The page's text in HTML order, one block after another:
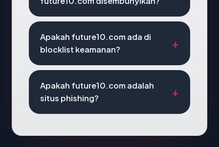
Apakah future10.com ada di
blocklist keamanan?
Apakah future10.com adalah
situs phishing?